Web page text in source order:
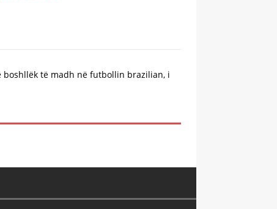
të madh në futbollin brazilian, i